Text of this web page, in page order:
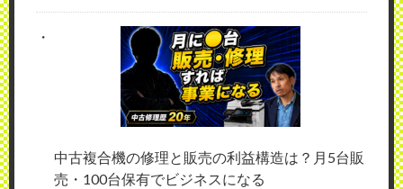
中古複合機の修理と販売の利益構造は？月5台販
売・100台保有でビジネスになる